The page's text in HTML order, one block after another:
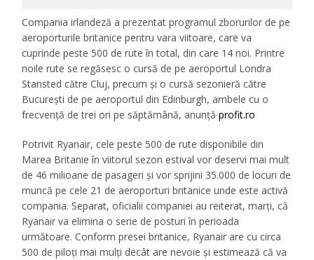
Compania irlandeză a prezentat programul zborurilor de pe
aeroporturile britanice pentru vara viitoare, care va
cuprinde peste 500 de rute în total, din care 14 noi. Printre
noile rute se regăsesc o cursă de pe aeroportul Londra
Stansted către Cluj, precum și o cursă sezonieră către
București de pe aeroportul din Edinburgh, ambele cu o
frecvență de trei ori pe săptămână, anunțăprofit.ro
Potrivit Ryanair, cele peste 500 de rute disponibile din
Marea Britanie în viitorul sezon estival vor deservi mai mult
de 46 milioane de pasageri și vor sprijini 35.000 de locuri de
muncă pe cele 21 de aeroporturi britanice unde este activă
compania. Separat, oficialii companiei au reiterat, marți, că
Ryanair va elimina o serie de posturi în perioada
următoare. Conform presei britanice, Ryanair are cu circa
500 de piloți mai mulți decât are nevoie și estimează că va